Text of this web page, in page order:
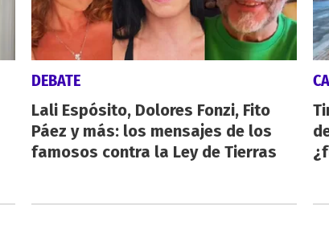
DEBATE
Lali Espósito, Dolores Fonzi, Fito
Páez y más: los mensajes de los
famosos contra la Ley de Tierras